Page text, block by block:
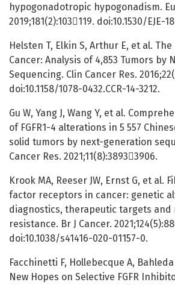
hypogonadotropic hypogonadism.
2019;181(2):103119. doi:10.1530/EJE-
Helsten T, Elkin S, Arthur E, et al. The
Cancer: Analysis of 4,853 Tumors by
Sequencing. Clin Cancer Res.
doi:10.1158/1078-0432.CCR-14-3212.
Gu W, Yang J, Wang Y, et al.
of FGFR1-4 alterations in 5 557
solid tumors by next-generation
Cancer Res. 2021;11(8):38933906.
Krook MA, Reeser JW, Ernst G, et al.
factor receptors in cancer: genetic
diagnostics, therapeutic targets and
resistance. Br J Cancer.
doi:10.1038/s41416-020-01157-0.
Facchinetti F, Hollebecque A,
New Hopes on Selective FGFR